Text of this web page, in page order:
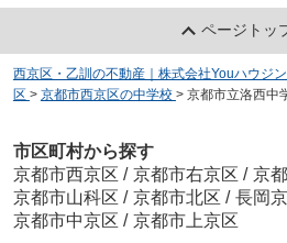
ページトッ
西京区・乙訓の不動産｜株式会社Youハウジ
区 > 京都市西京区の中学校 > 京都市立洛西中
市区町村から探す
京都市西京区 / 京都市右京区 / 京
京都市山科区 / 京都市北区 / 長岡
京都市中京区 / 京都市上京区